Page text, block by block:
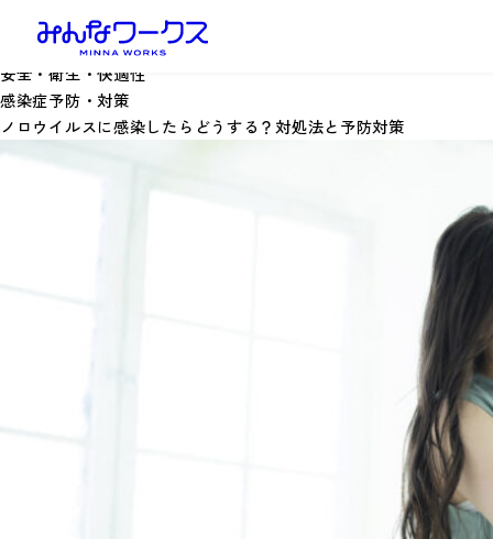
安全・衛生・快適性
感染症予防・対策
ノロウイルスに感染したらどうする？対処法と予防対策